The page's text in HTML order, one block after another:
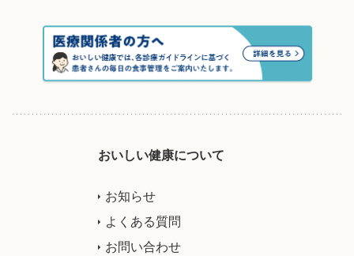
おいしい健康について
お知らせ
よくある質問
お問い合わせ